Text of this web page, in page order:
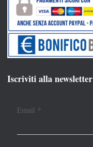
Iscriviti alla newsletter
Email *